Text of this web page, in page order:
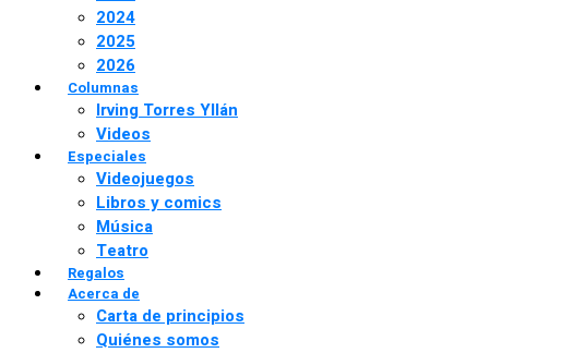
2024
2025
2026
Columnas
Irving Torres Yllán
Videos
Especiales
Videojuegos
Libros y comics
Música
Teatro
Regalos
Acerca de
Carta de principios
Quiénes somos